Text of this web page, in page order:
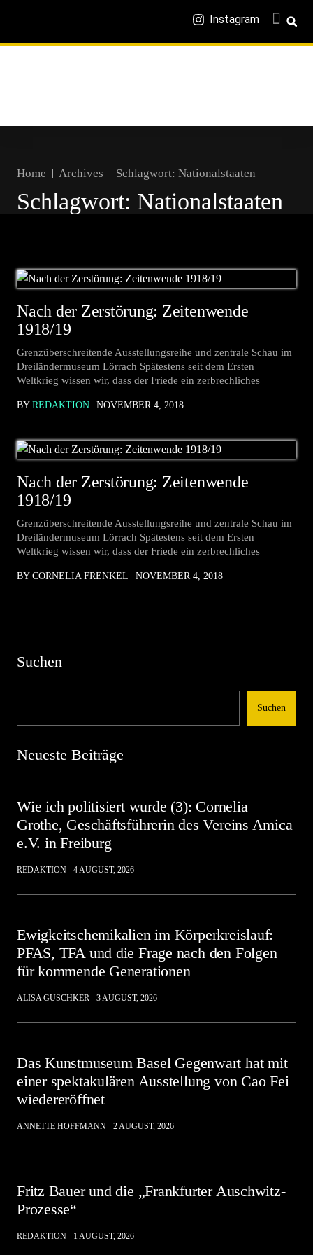
Instagram
Home Archives Schlagwort: Nationalstaaten
Schlagwort: Nationalstaaten
Nach der Zerstörung: Zeitenwende
1918/19
Grenzüberschreitende Ausstellungsreihe und zentrale Schau im
Dreiländermuseum Lörrach Spätestens seit dem Ersten
Weltkrieg wissen wir, dass der Friede ein zerbrechliches
BY REDAKTION NOVEMBER 4, 2018
Nach der Zerstörung: Zeitenwende
1918/19
Grenzüberschreitende Ausstellungsreihe und zentrale Schau im
Dreiländermuseum Lörrach Spätestens seit dem Ersten
Weltkrieg wissen wir, dass der Friede ein zerbrechliches
BY CORNELIA FRENKEL NOVEMBER 4, 2018
Suchen
Suchen
Neueste Beiträge
Wie ich politisiert wurde (3): Cornelia
Grothe, Geschäftsführerin des Vereins Amica
e.V. in Freiburg
REDAKTION 4 AUGUST, 2026
Ewigkeitschemikalien im Körperkreislauf:
PFAS, TFA und die Frage nach den Folgen
für kommende Generationen
ALISA GUSCHKER 3 AUGUST, 2026
Das Kunstmuseum Basel Gegenwart hat mit
einer spektakulären Ausstellung von Cao Fei
wiedereröffnet
ANNETTE HOFFMANN 2 AUGUST, 2026
Fritz Bauer und die „Frankfurter Auschwitz-
Prozesse“
REDAKTION 1 AUGUST, 2026